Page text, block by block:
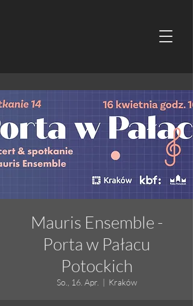
Mauris Ensemble -
Porta w Pałacu
Potockich
So., 16. Apr.
  |
Kraków